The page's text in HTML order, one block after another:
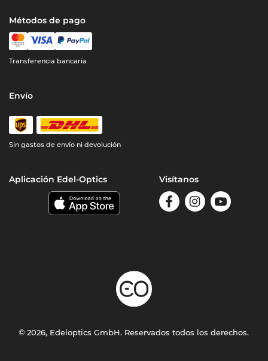
Métodos de pago
Transferencia bancaria
Envío
Sin gastos de envío ni devolución
Aplicación Edel-Optics Visítanos
© 2026, Edeloptics GmbH. Reservados todos los derechos.